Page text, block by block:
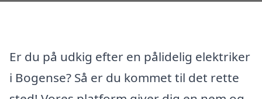
Er du på udkig efter en pålidelig elektriker
i Bogense? Så er du kommet til det rette